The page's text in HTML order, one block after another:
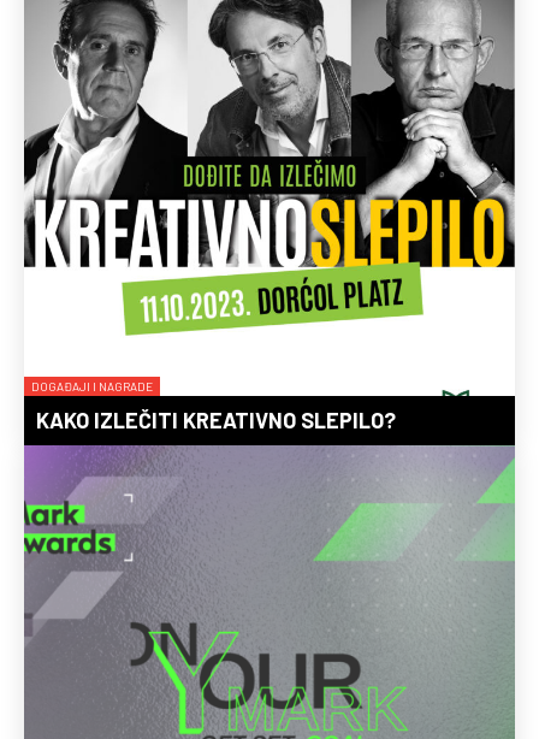
DOGAĐAJI I NAGRADE
KAKO IZLEČITI KREATIVNO SLEPILO?